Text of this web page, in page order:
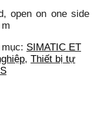
open on one side
SIMATIC ET
, Thiết bị tự